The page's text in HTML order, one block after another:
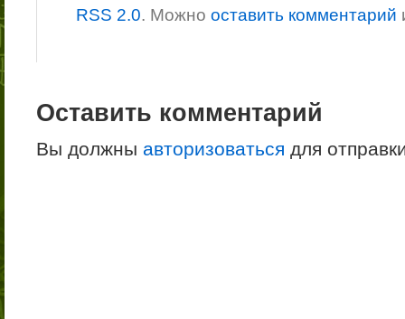
RSS 2.0. Можно оставить комментарий
Оставить комментарий
Вы должны авторизоваться для